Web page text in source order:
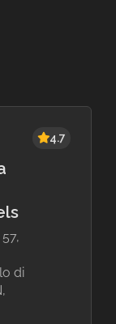
di
4.7